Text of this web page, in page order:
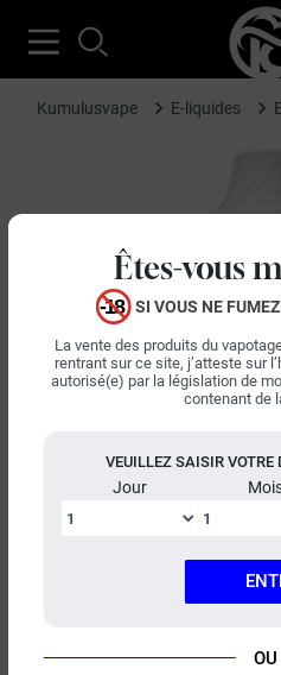
Êtes-vous
SI VOUS NE
La vente des produits du
rentrant sur ce site, j’atteste sur
autorisé(e) par la législation de
contenant de
VEUILLEZ SAISIR
Jour
OU
Kumulusvape E-liquides